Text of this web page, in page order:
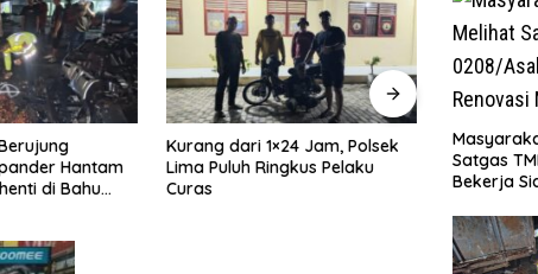
Jam, Polsek
Pelaku
Satreskrim Polres Batu Bara
Ungkap Kasus Curat, Tiga
Pelaku Diamankan
Rumah
TMMD
0208/
Rumah
Satgas
Bekerja